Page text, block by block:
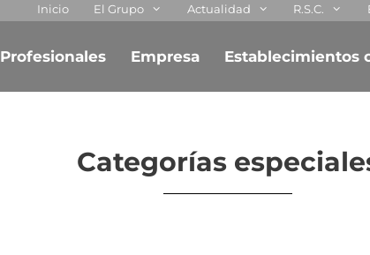
Inicio El Grupo Actualidad R.S.C.
Profesionales Empresa Establecimientos
Categorías